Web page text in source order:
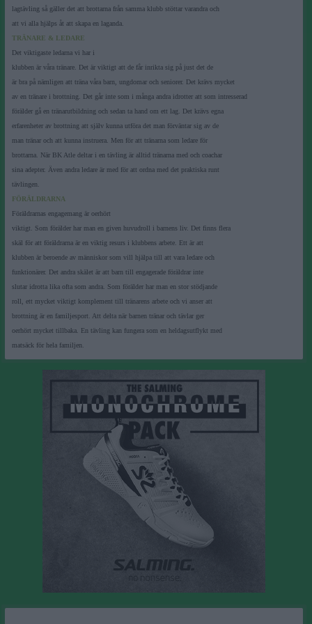
lagtävling så gäller det att brottarna från samma klubb stöttar varandra och
att vi alla hjälps åt att skapa en laganda.
TRÄNARE & LEDARE
Det viktigaste ledarna vi har i
klubben är våra tränare. Det är viktigt att de får inrikta sig på just det de
är bra på nämligen att träna våra barn, ungdomar och seniorer. Det krävs mycket
av en tränare i brottning. Det går inte som i många andra idrotter att som intresserad
förälder gå en tränarutbildning och sedan ta hand om ett lag. Det krävs egna
erfarenheter av brottning att själv kunna utföra det man förväntar sig av de
man tränar och att kunna instruera. Men för att tränarna som ledare för
brottarna. När BK Atle deltar i en tävling är alltid tränarna med och coachar
sina adepter. Även andra ledare är med för att ordna med det praktiska runt
tävlingen
FÖRÄLDRARNA
Föräldrarnas engagemang är oerhört
viktigt. Som förälder har man en given huvudroll i barnens liv. Det finns flera
skäl för att föräldrarna är en viktig resurs i klubbens arbete. Ett är att
klubben är beroende av människor som vill hjälpa till att vara ledare och
funktionärer. Det andra skälet är att barn till engagerade föräldrar inte
slutar idrotta lika ofta som andra. Som förälder har man en stor stödjande
roll, ett mycket viktigt komplement till tränarens arbete och vi anser att
brottning är en familjesport. Att delta när barnen tränar och tävlar ger
oerhört mycket tillbaka. En tävling kan fungera som en heldagsutflykt med
matsäck för hela familjen.